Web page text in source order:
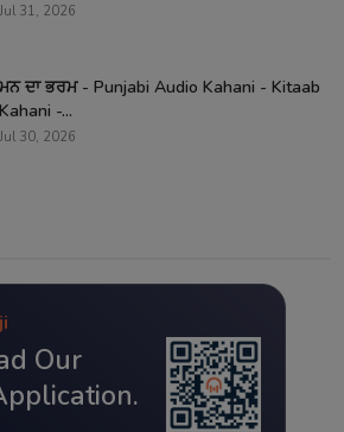
Jul 31, 2026
ਮਨ ਦਾ ਭਰਮ - Punjabi Audio Kahani - Kitaab
Kahani -...
Jul 30, 2026
Our